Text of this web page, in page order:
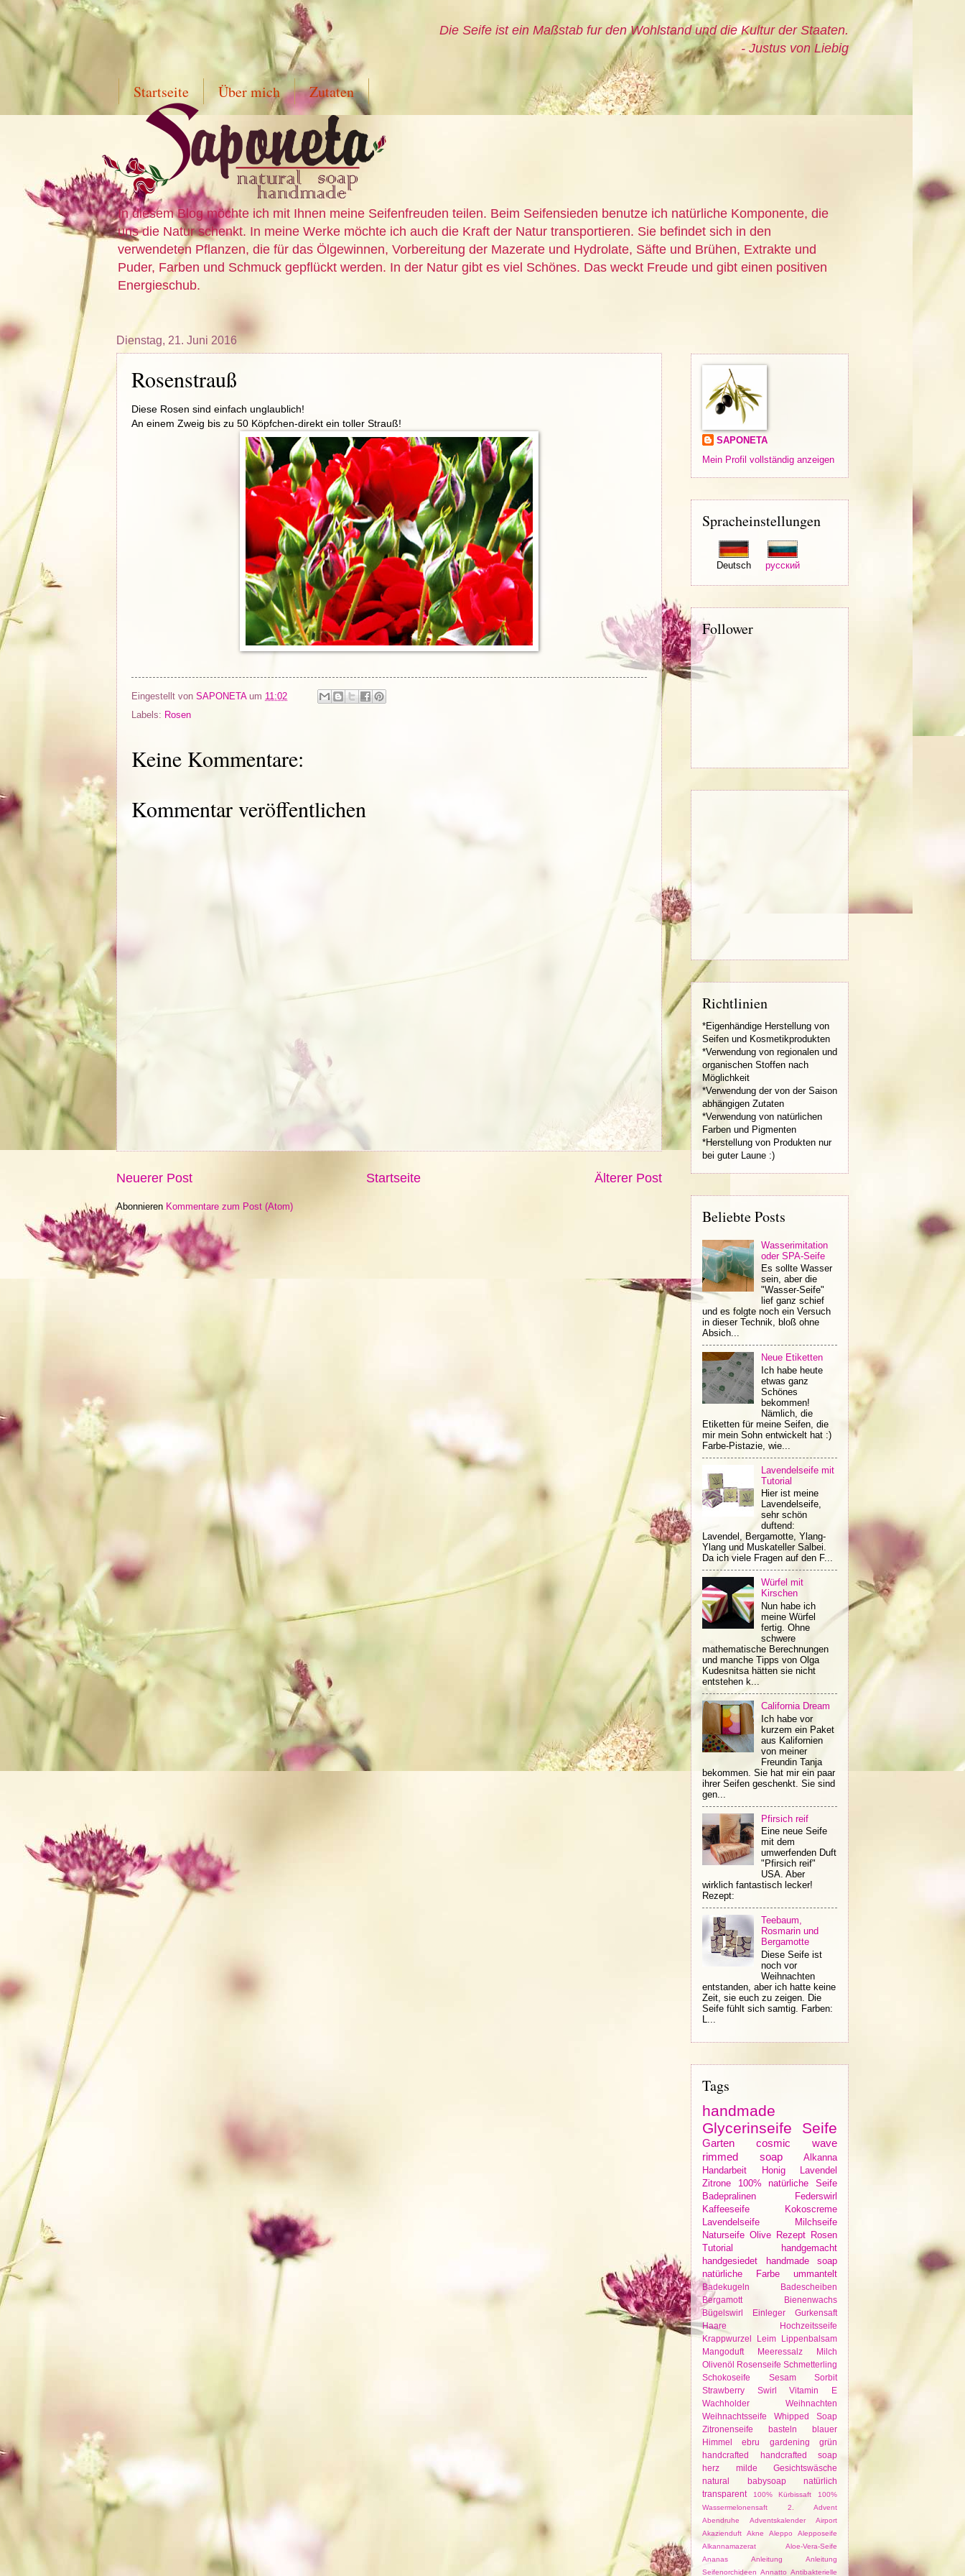
Die Seife ist ein Maßstab fur den Wohlstand und die Kultur der Staaten.
- Justus von Liebig
Startseite Über mich Zutaten
In diesem Blog möchte ich mit Ihnen meine Seifenfreuden teilen. Beim Seifensieden benutze ich natürliche Komponente, die
uns die Natur schenkt. In meine Werke möchte ich auch die Kraft der Natur transportieren. Sie befindet sich in den
verwendeten Pflanzen, die für das Ölgewinnen, Vorbereitung der Mazerate und Hydrolate, Säfte und Brühen, Extrakte und
Puder, Farben und Schmuck gepflückt werden. In der Natur gibt es viel Schönes. Das weckt Freude und gibt einen positiven
Energieschub.
Dienstag, 21. Juni 2016
Rosenstrauß
Diese Rosen sind einfach unglaublich!
An einem Zweig bis zu 50 Köpfchen-direkt ein toller Strauß!
Eingestellt von SAPONETA um 11:02
Labels: Rosen
Keine Kommentare:
Kommentar veröffentlichen
Neuerer Post Älterer Post
Startseite
Abonnieren Kommentare zum Post (Atom)
SAPONETA
Mein Profil vollständig anzeigen
Spracheinstellungen
Deutsch русский
Follower
Richtlinien
*Eigenhändige Herstellung von
Seifen und Kosmetikprodukten
*Verwendung von regionalen und
organischen Stoffen nach
Möglichkeit
*Verwendung der von der Saison
abhängigen Zutaten
*Verwendung von natürlichen
Farben und Pigmenten
*Herstellung von Produkten nur
bei guter Laune :)
Beliebte Posts
Wasserimitation
oder SPA-Seife
Es sollte Wasser
sein, aber die
"Wasser-Seife"
lief ganz schief
und es folgte noch ein Versuch
in dieser Technik, bloß ohne
Absich...
Neue Etiketten
Ich habe heute
etwas ganz
Schönes
bekommen!
Nämlich, die
Etiketten für meine Seifen, die
mir mein Sohn entwickelt hat :)
Farbe-Pistazie, wie...
Lavendelseife mit
Tutorial
Hier ist meine
Lavendelseife,
sehr schön
duftend:
Lavendel, Bergamotte, Ylang-
Ylang und Muskateller Salbei.
Da ich viele Fragen auf den F...
Würfel mit
Kirschen
Nun habe ich
meine Würfel
fertig. Ohne
schwere
mathematische Berechnungen
und manche Tipps von Olga
Kudesnitsa hätten sie nicht
entstehen k...
California Dream
Ich habe vor
kurzem ein Paket
aus Kalifornien
von meiner
Freundin Tanja
bekommen. Sie hat mir ein paar
ihrer Seifen geschenkt. Sie sind
gen...
Pfirsich reif
Eine neue Seife
mit dem
umwerfenden Duft
"Pfirsich reif"
USA. Aber
wirklich fantastisch lecker!
Rezept:
Teebaum,
Rosmarin und
Bergamotte
Diese Seife ist
noch vor
Weihnachten
entstanden, aber ich hatte keine
Zeit, sie euch zu zeigen. Die
Seife fühlt sich samtig. Farben:
Tags
handmade
Glycerinseife
Seife
Garten
cosmic wave
rimmed soap
Alkanna
Handarbeit
Honig
Lavendel
Zitrone
100% natürliche Seife
Badepralinen
Federswirl
Kaffeeseife
Kokoscreme
Lavendelseife
Milchseife
Naturseife Olive Rezept Rosen
Tutorial
handgemacht
handgesiedet
handmade soap
natürliche Farbe
ummantelt
Badekugeln
Badescheiben
Bergamott
Bienenwachs
Bügelswirl
Einleger
Gurkensaft
Haare
Hochzeitsseife
Krappwurzel
Leim
Lippenbalsam
Mangoduft
Meeressalz
Milch
Olivenöl
Rosenseife Schmetterling
Schokoseife
Sesam
Sorbit
Strawberry
Swirl
Vitamin E
Wachholder
Weihnachten
Weihnachtsseife
Whipped Soap
Zitronenseife
basteln
blauer
Himmel
ebru gardening
grün
handcrafted
handcrafted soap
herz
milde Gesichtswäsche
natural babysoap
natürlich
transparent
100% Kürbissaft
100%
Wassermelonensaft
2. Advent
Abendruhe
Adventskalender
Airport
Akazienduft
Akne Aleppo
Alepposeife
Alkannamazerat
Aloe-Vera-Seife
Ananas
Anleitung
Anleitung
Seifenorchideen Annatto Antibakterielle